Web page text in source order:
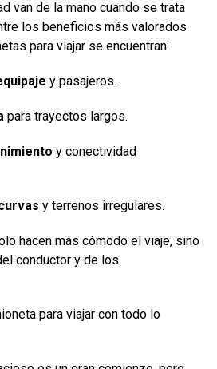
van de la mano cuando se trata
los beneficios más valorados
para viajar se encuentran:
y pasajeros.
para trayectos largos.
y conectividad
y terrenos irregulares.
hacen más cómodo el viaje, sino
conductor y de los
para viajar con todo lo